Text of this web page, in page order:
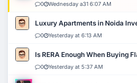
0 Wednesday a31 6:07 AM
Luxury Apartments in Noida
0 Yesterday at 6:13 AM
Is RERA Enough When Buying
0 Yesterday at 5:37 AM